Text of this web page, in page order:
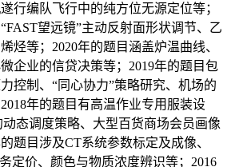
行编队飞行中的纯方位无源定位等；
望远镜”主动反射面形状调节、乙
烃等；2020年的题目涵盖炉温曲线、
企业的信贷决策等；2019年的题目包
控制、“同心协力”策略研究、机场的
年的题目有高温作业专用服装设
态调度策略、大型百货商场会员画像
题目涉及CT系统参数标定及成像、
定价、颜色与物质浓度辨识等；2016